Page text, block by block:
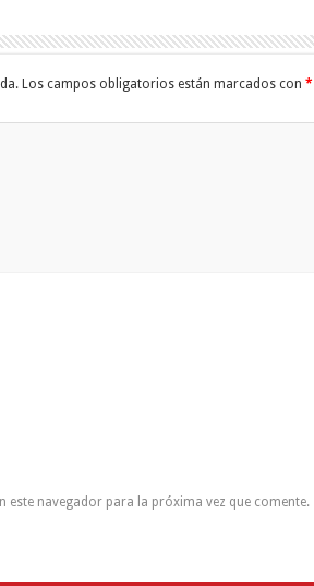
Los campos obligatorios están marcados con *
navegador para la próxima vez que comente.